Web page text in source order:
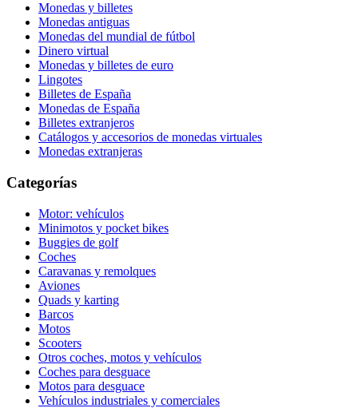
Monedas y billetes
Monedas antiguas
Monedas del mundial de fútbol
Dinero virtual
Monedas y billetes de euro
Lingotes
Billetes de España
Monedas de España
Billetes extranjeros
Catálogos y accesorios de monedas virtuales
Monedas extranjeras
Categorías
Motor: vehículos
Minimotos y pocket bikes
Buggies de golf
Coches
Caravanas y remolques
Aviones
Quads y karting
Barcos
Motos
Scooters
Otros coches, motos y vehículos
Coches para desguace
Motos para desguace
Vehículos industriales y comerciales